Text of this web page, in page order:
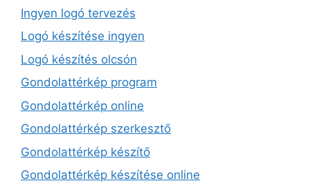
Ingyen logó tervezés
Logó készítése ingyen
Logó készítés olcsón
Gondolattérkép program
Gondolattérkép online
Gondolattérkép szerkesztő
Gondolattérkép készítő
Gondolattérkép készítése online